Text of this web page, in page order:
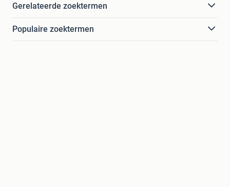
Gerelateerde zoektermen
Populaire zoektermen